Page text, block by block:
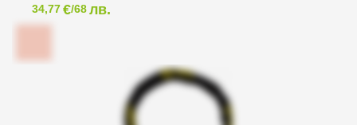
34,77€/68лв.